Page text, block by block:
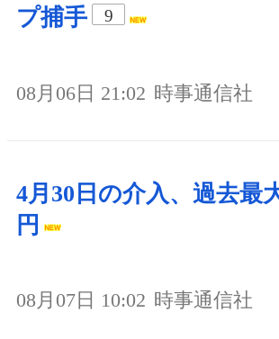
プ捕手
9
08月06日 21:02 時事通信社
4月30日の介入、過去最
円
08月07日 10:02 時事通信社